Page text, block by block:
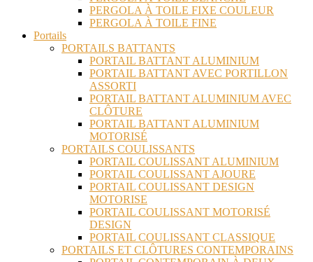
PERGOLA À TOILE FIXE COULEUR
PERGOLA À TOILE FINE
Portails
PORTAILS BATTANTS
PORTAIL BATTANT ALUMINIUM
PORTAIL BATTANT AVEC PORTILLON
ASSORTI
PORTAIL BATTANT ALUMINIUM AVEC
CLÔTURE
PORTAIL BATTANT ALUMINIUM
MOTORISÉ
PORTAILS COULISSANTS
PORTAIL COULISSANT ALUMINIUM
PORTAIL COULISSANT AJOURE
PORTAIL COULISSANT DESIGN
MOTORISE
PORTAIL COULISSANT MOTORISÉ
DESIGN
PORTAIL COULISSANT CLASSIQUE
PORTAILS ET CLÔTURES CONTEMPORAINS